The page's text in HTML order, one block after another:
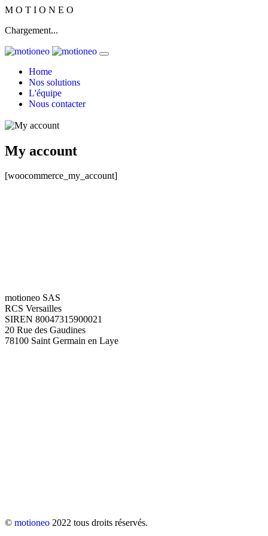
M O T I O N E O
Chargement...
Home
Nos solutions
L'équipe
Nous contacter
My account
[woocommerce_my_account]
motioneo SAS
RCS Versailles
SIREN 80047315900021
20 Rue des Gaudines
78100 Saint Germain en Laye
© motioneo 2022 tous droits réservés.